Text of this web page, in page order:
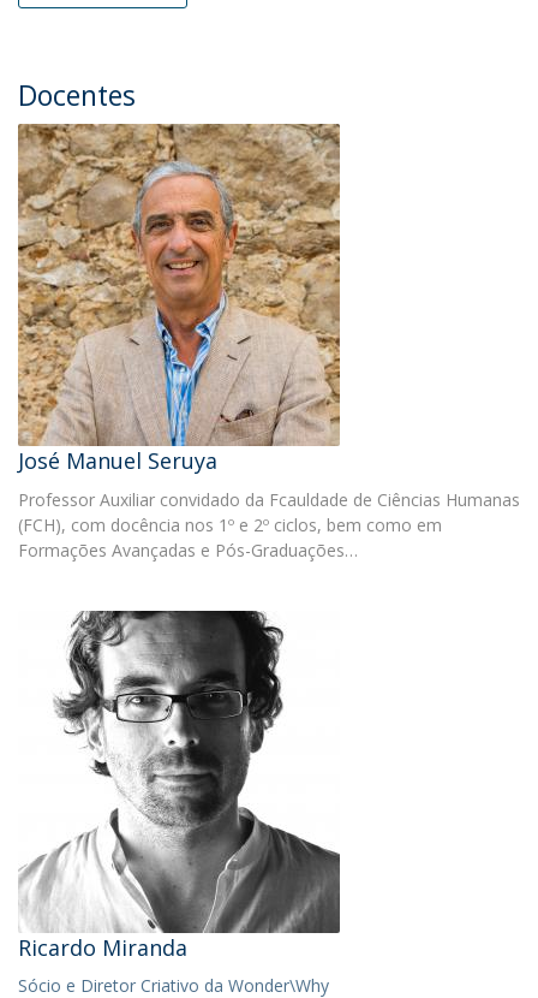
Docentes
José Manuel Seruya
Professor Auxiliar convidado da Fcauldade de Ciências Humanas
(FCH), com docência nos 1º e 2º ciclos, bem como em
Formações Avançadas e Pós-Graduações…
Ricardo Miranda
Sócio e Diretor Criativo da Wonder\Why